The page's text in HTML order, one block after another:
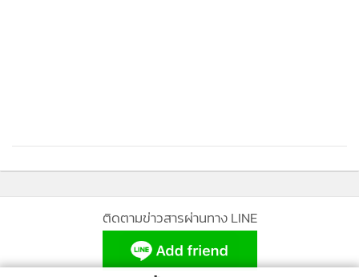
ติดตามข่าวสารผ่านทาง LINE